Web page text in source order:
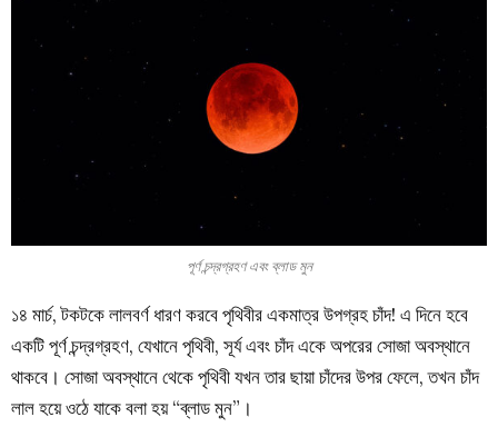
পূর্ণ চন্দ্রগ্রহণ এবং ব্লাড মুন
১৪ মার্চ, টকটকে লালবর্ণ ধারণ করবে পৃথিবীর একমাত্র উপগ্রহ চাঁদ! এ দিনে হবে
একটি পূর্ণ চন্দ্রগ্রহণ, যেখানে পৃথিবী, সূর্য এবং চাঁদ একে অপরের সোজা অবস্থানে
থাকবে। সোজা অবস্থানে থেকে পৃথিবী যখন তার ছায়া চাঁদের উপর ফেলে, তখন চাঁদ
লাল হয়ে ওঠে যাকে বলা হয় “ব্লাড মুন”।